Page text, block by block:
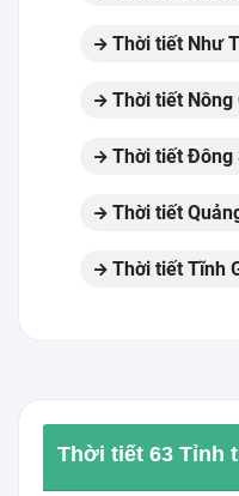
Thời tiết Như
Thời tiết Nông
Thời tiết Đông
Thời tiết
Thời tiết Tĩnh
Thời tiết 63 Tỉnh